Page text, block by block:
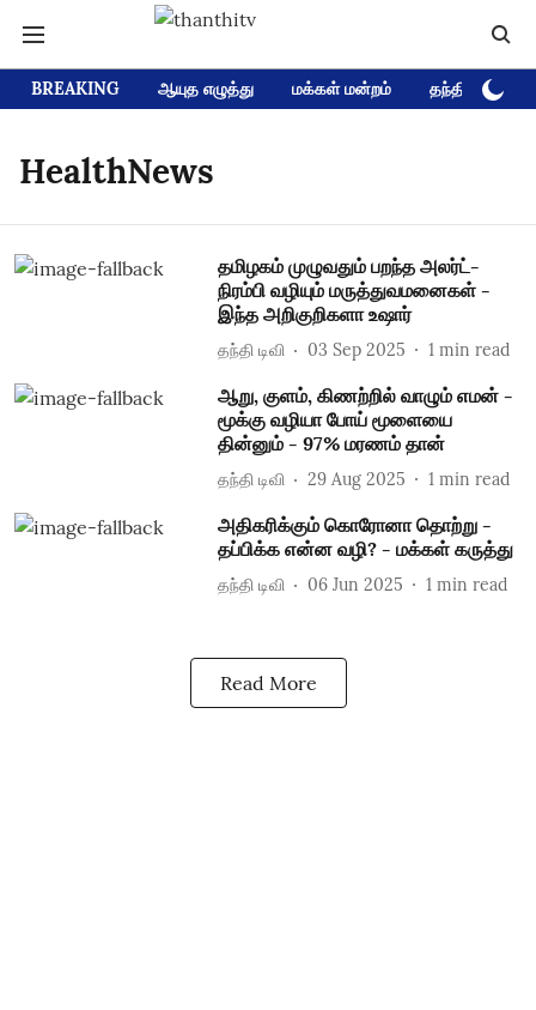
BREAKING ஆயுத எழுத்து மக்கள் மன்றம் தந்தி டிவி
HealthNews
தமிழகம் முழுவதும் பறந்த அலர்ட்-
நிரம்பி வழியும் மருத்துவமனைகள் -
இந்த அறிகுறிகளா உஷார்
தந்தி டிவி 03 Sep 2025 1 min read
ஆறு, குளம், கிணற்றில் வாழும் எமன் -
மூக்கு வழியா போய் மூளையை
தின்னும் - 97% மரணம் தான்
தந்தி டிவி 29 Aug 2025 1 min read
அதிகரிக்கும் கொரோனா தொற்று -
தப்பிக்க என்ன வழி? - மக்கள் கருத்து
தந்தி டிவி 06 Jun 2025 1 min read
Read More